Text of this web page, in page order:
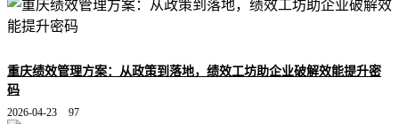
重庆绩效管理方案：从政策到落地，绩效工坊助企业破解效能提升密
码
2026-04-23 97